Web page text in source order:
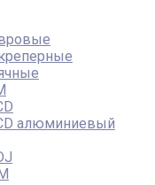
алюминиевый